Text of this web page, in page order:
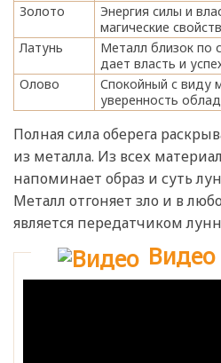
Золото
Энергия силы и
магические
Латунь
Металл близок по
дает власть и
Олово
Спокойный с виду
уверенность
Полная сила оберега
из металла. Из всех
напоминает образ и суть
Металл отгоняет зло и в
является передатчиком
Видео